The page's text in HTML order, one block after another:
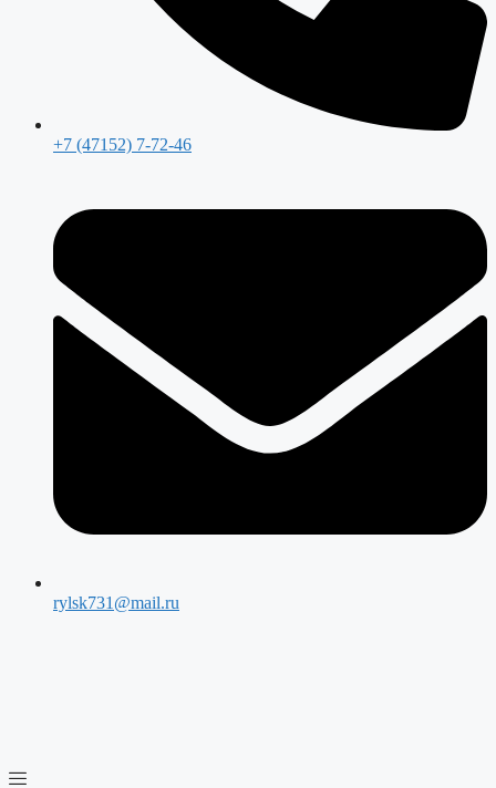
+7 (47152) 7-72-46
rylsk731@mail.ru
Меню